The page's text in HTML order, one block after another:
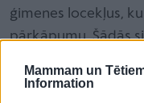
Mammam un
Information
ģimenes locekļus,
pārkāpumu. Šādās
atbildības efekts,
pamatprincipiem.”